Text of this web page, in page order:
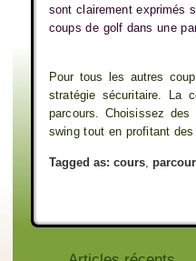
sont clairement exprimés
coups de golf dans une
Pour tous les autres
stratégie sécuritaire. La
parcours. Choisissez
swing tout en profitant
Tagged as: cours,